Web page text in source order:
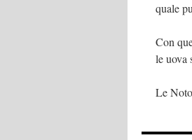
quale
Con
le uova
Le